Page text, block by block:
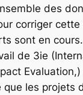
des
corriger cette
sont en
de 3ie
Evaluation,)
que les projets